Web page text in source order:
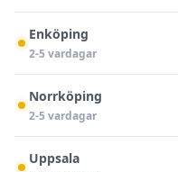
Enköping
2-5 vardagar
Norrköping
2-5 vardagar
Uppsala